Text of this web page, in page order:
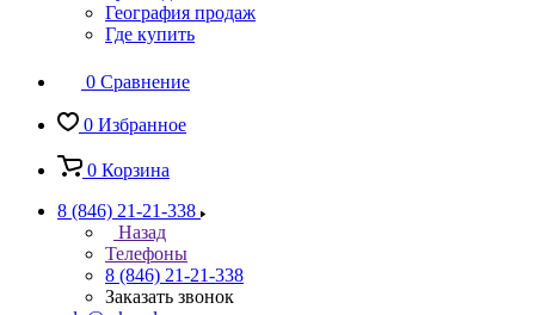
География продаж
Где купить
0 Сравнение
0 Избранное
0 Корзина
8 (846) 21-21-338
Назад
Телефоны
8 (846) 21-21-338
Заказать звонок